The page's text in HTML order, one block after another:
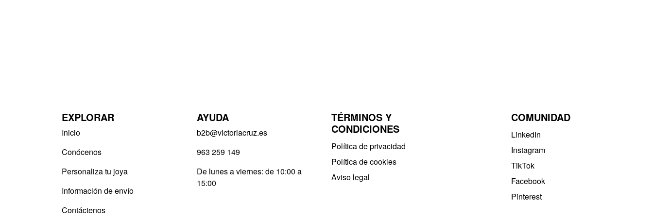
TÉRMINOS Y
CONDICIONES
Política de privacidad​
Política de cookies
Aviso legal
AYUDA
b2b@victoriacruz.es
963 259 149
De lunes a viernes: de 10:00 a
15:00
EXPLORAR
Inicio
Conócenos
Personaliza tu joya
Información de envío
Contáctenos
COMUNIDAD
LinkedIn
Instagram
TikTok
Facebook
Pinterest